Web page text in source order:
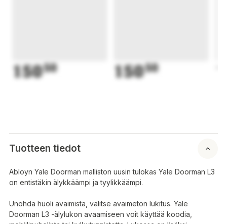
15050 15050
Tuotteen tiedot
Abloyn Yale Doorman malliston uusin tulokas Yale Doorman L3
on entistäkin älykkäämpi ja tyylikkäämpi.
Unohda huoli avaimista, valitse avaimeton lukitus. Yale
Doorman L3 -älylukon avaamiseen voit käyttää koodia,